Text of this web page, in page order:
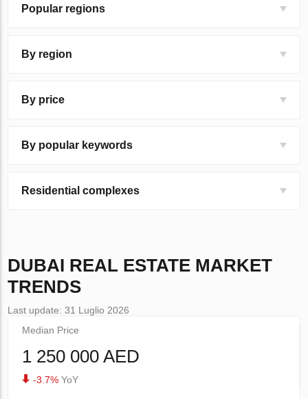
Popular regions
By region
By price
By popular keywords
Residential complexes
DUBAI REAL ESTATE MARKET
TRENDS
Last update: 31 Luglio 2026
Median Price
1 250 000 AED
-3.7% YoY